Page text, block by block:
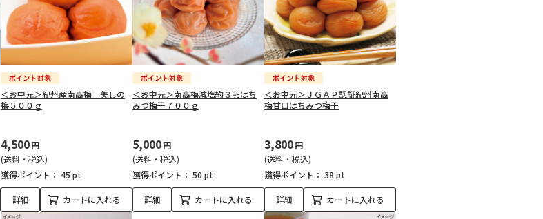
＜お中元＞紀州産南高梅 美しの
梅５００ｇ
4,500円
(送料・税込)
獲得ポイント： 45 pt
詳細 カートに入れる
＜お中元＞南高梅減塩約３％はち
みつ梅干７００ｇ
5,000円
(送料・税込)
獲得ポイント： 50 pt
詳細 カートに入れる
＜お中元＞ＪＧＡＰ認証紀州南高
梅甘口はちみつ梅干
3,800円
(送料・税込)
獲得ポイント： 38 pt
詳細 カートに入れる